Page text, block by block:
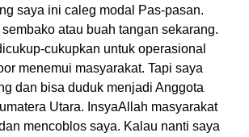
saya ini caleg modal Pas-pasan.
atau buah tangan sekarang.
cukupkan untuk operasional
menemui masyarakat. Tapi saya
dan bisa duduk menjadi Anggota
Utara. InsyaAllah masyarakat
mencoblos saya. Kalau nanti saya